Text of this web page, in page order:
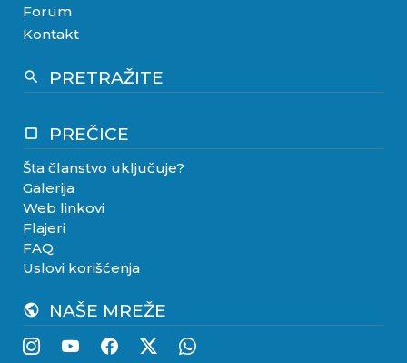
Forum
Kontakt
search PRETRAŽITE
crop_square PREČICE
Šta članstvo uključuje?
Galerija
Web linkovi
Flajeri
FAQ
Uslovi korišćenja
public NAŠE MREŽE